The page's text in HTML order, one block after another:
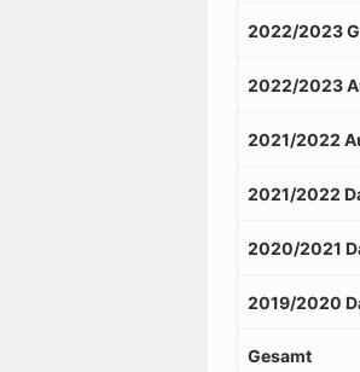
2022/2023
2022/2023
2021/2022
2021/2022
2020/2021
2019/2020
Gesamt